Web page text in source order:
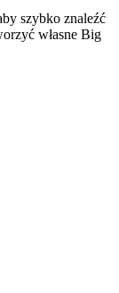
szybko znaleźć
własne Big